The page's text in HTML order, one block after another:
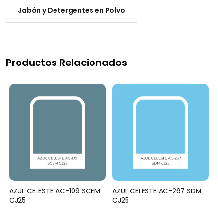
Jabón y Detergentes en Polvo
Productos Relacionados
AZUL CELESTE AC-109 SCEM
CJ25
AZUL CELESTE AC-267 SDM
CJ25